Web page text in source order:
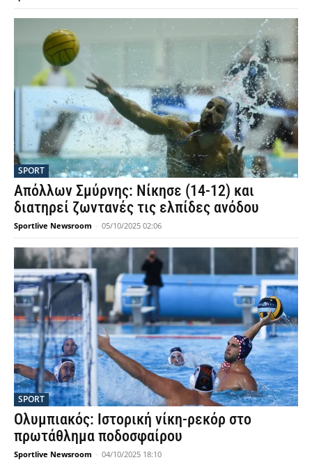
SPORT
Απόλλων Σμύρνης: Νίκησε (14-12) και
διατηρεί ζωντανές τις ελπίδες ανόδου
Sportlive Newsroom - 05/10/2025 02:06
SPORT
Ολυμπιακός: Ιστορική νίκη-ρεκόρ στο
πρωτάθλημα ποδοσφαίρου
Sportlive Newsroom - 04/10/2025 18:10